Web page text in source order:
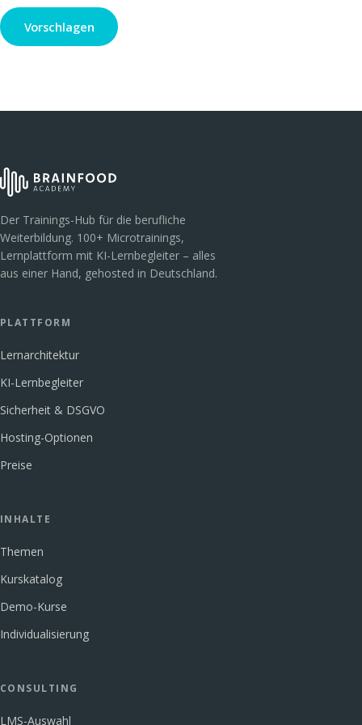
Vorschlagen
Der Trainings-Hub für die berufliche
Weiterbildung. 100+ Microtrainings,
Lernplattform mit KI-Lernbegleiter – alles
aus einer Hand, gehosted in Deutschland.
PLATTFORM
Lernarchitektur
KI-Lernbegleiter
Sicherheit & DSGVO
Hosting-Optionen
Preise
INHALTE
Themen
Kurskatalog
Demo-Kurse
Individualisierung
CONSULTING
LMS-Auswahl